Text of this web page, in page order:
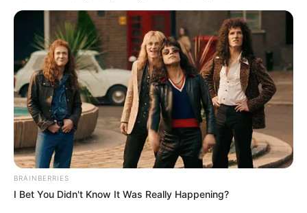
เนื้อหาที่ได้รับการโปรโมต
BRAINBERRIES
I Bet You Didn't Know It Was Really Happening?